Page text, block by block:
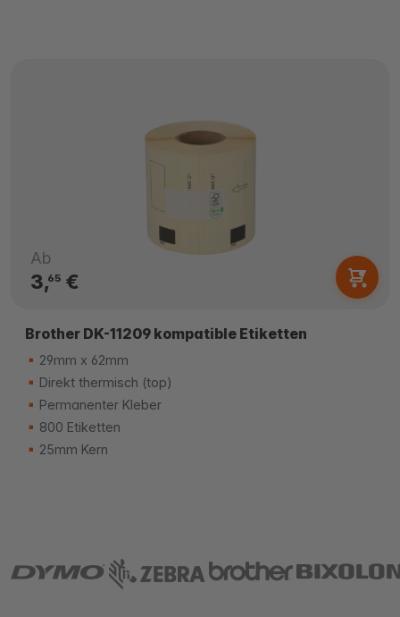
Ab
3,65€
Brother DK-11209 kompatible Etiketten
29mm x 62mm
Direkt thermisch (top)
Permanenter Kleber
800 Etiketten
25mm Kern